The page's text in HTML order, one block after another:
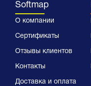
Softmap
О компании
Сертификаты
Отзывы клиентов
Контакты
Доставка и оплата